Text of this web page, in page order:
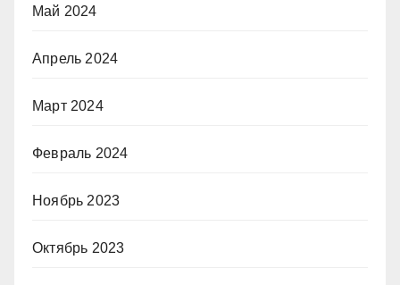
Май 2024
Апрель 2024
Март 2024
Февраль 2024
Ноябрь 2023
Октябрь 2023